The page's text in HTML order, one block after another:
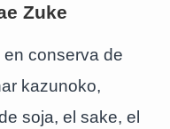
Zuke
conserva de
kazunoko,
soja, el sake, el